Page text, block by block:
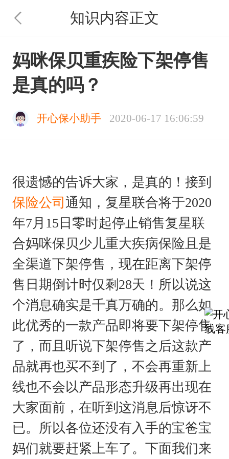
知识内容正文
妈咪保贝重疾险下架停售
是真的吗？
开心保小助手 2020-06-17 16:06:59
很遗憾的告诉大家，是真的！接到
保险公司 通知，复星联合将于2020
年7月15日零时起停止销售复星联
合妈咪保贝少儿重大疾病保险且是
全渠道下架停售，现在距离下架停
售日期倒计时仅剩28天！所以说这
个消息确实是千真万确的。那么如
此优秀的一款产品即将要下架停售
了，而且听说下架停售之后这款产
品就再也买不到了，不会再重新上
线也不会以产品形态升级再出现在
大家面前，在听到这消息后惊讶不
已。所以各位还没有入手的宝爸宝
妈们就要赶紧上车了。下面我们来